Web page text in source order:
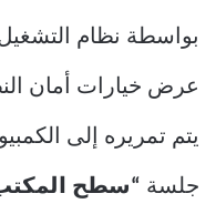
عرض خيارات أمان
يتم تمريره إلى
جلسة “سطح المكتب